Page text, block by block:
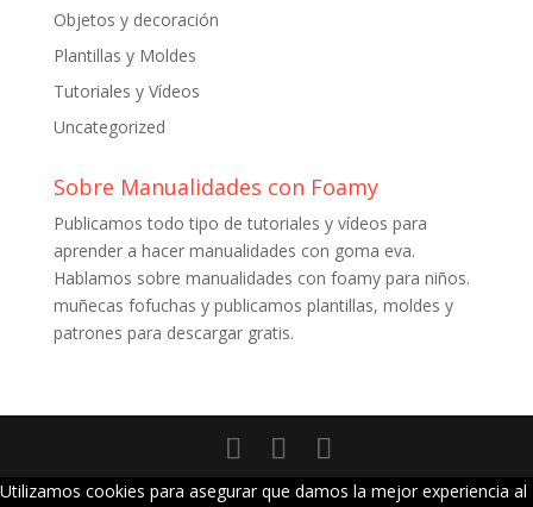
Objetos y decoración
Plantillas y Moldes
Tutoriales y Vídeos
Uncategorized
Sobre Manualidades con Foamy
Publicamos todo tipo de tutoriales y vídeos para
aprender a hacer manualidades con goma eva.
Hablamos sobre manualidades con foamy para niños.
muñecas fofuchas y publicamos plantillas, moldes y
patrones para descargar gratis.
Utilizamos cookies para asegurar que damos la mejor experiencia al